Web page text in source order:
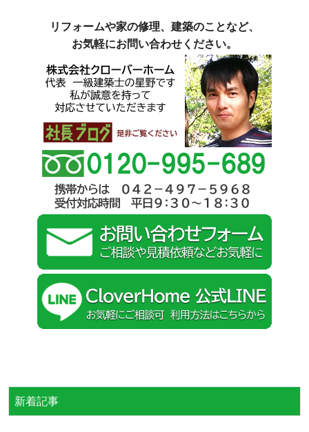
リフォームや家の修理、建築のことなど、
お気軽にお問い合わせください。
新着記事